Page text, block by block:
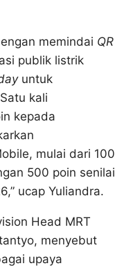
memindai QR
publik listrik
untuk
kali
kepada
mulai dari 100
500 poin senilai
ucap Yuliandra.
Head MRT
menyebut
upaya